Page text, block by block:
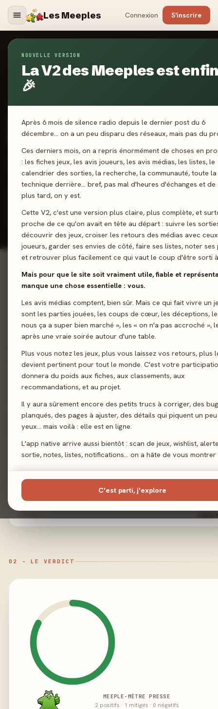
Les Meeples Connexion S'inscrire
NOUVELLE VERSION
La V2 des Meeples est
🎉
Après 6 mois de silence radio depuis le dernier post du 6
décembre… on a un peu disparu des réseaux, mais pas du
Ces derniers mois, on a repris énormément de choses en
: les fiches jeux, les avis joueurs, les avis médias, les listes, le
calendrier des sorties, la recherche, la communauté, toute
technique derrière… bref, pas mal d'heures d'échanges et de
plus tard, on y est.
Cette V2, c'est une version plus claire, plus complète, et
proche de ce qu'on avait en tête au départ : suivre les
découvrir des jeux, croiser les retours des médias avec
joueurs, garder ses envies de côté, faire ses listes, noter ses
et retrouver plus facilement ce qui vaut le coup d'être sorti
Mais pour que le site soit vraiment utile, fiable et
manque une chose essentielle : vous.
Les avis médias comptent, bien sûr. Mais ce qui fait vivre un
sont les parties jouées, les coups de cœur, les déceptions,
nous ça a super bien marché », les « on n'a pas accroché »,
après une vraie soirée autour d'une table.
Plus vous notez les jeux, plus vous laissez vos retours, plus
devient pertinent pour tout le monde. C'est votre
donnera du poids aux fiches, aux classements, aux
recommandations, et au projet.
Il y aura sûrement encore des petits trucs à corriger, des
planqués, des pages à ajuster, des détails qui piquent un
yeux… mais voilà : elle est en ligne.
L'app native arrive aussi bientôt : scan de jeux, wishlist,
sortie, notes, listes, notifications… on a hâte de vous montrer
C'est parti, j'explore
Jeux/Micro Macro : Puzzle Footbal
2025·EDITION SPIELWIESE
Micro Macro : Puzzle
Footbal
1 joueurs 10 ans+ 90 min Enquête
J'ai joué
Donner mon avis
01 - LE JEU
dans un puzzle de 500 pièces captivant avec Micro Macro
Parcourez ses rues animées, explorez son stade de foot et
ensuite immerger dans une aventure “cherche et trouve”
pour les détectives en devenir. Un jeu d’observation malin et
parfait pour les amateurs de puzzles, d’enquêtes et de défis
du site de blackrock
Enquête
Sortie 10
02 - LE VERDICT
MEEPLE-MÈTRE PRESSE
2 positifs · 1 mitigés · 0 négatifs